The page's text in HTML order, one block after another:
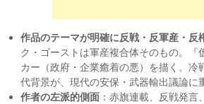
作品のテーマが明確に反戦・反軍産・反
ク・ゴーストは軍産複合体そのもの。『
カー（政府・企業癒着の悪）を描く。冷
代背景が、現代の安保・武器輸出議論に
作者の左派的側面：赤旗連載、反戦発言